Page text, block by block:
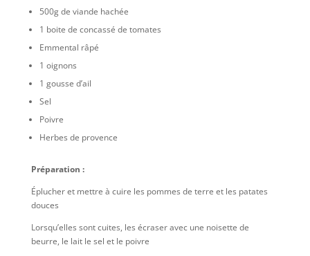
500g de viande hachée
1 boite de concassé de tomates
Emmental râpé
1 oignons
1 gousse d’ail
Sel
Poivre
Herbes de provence
Préparation :
Éplucher et mettre à cuire les pommes de terre et les patates
douces
Lorsqu’elles sont cuites, les écraser avec une noisette de
beurre, le lait le sel et le poivre